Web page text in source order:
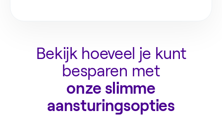
Bekijk hoeveel je kunt
besparen met
onze slimme
aansturingsopties